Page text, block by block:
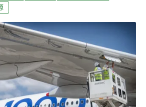
球能源回顧（Global Energy
平均值的兩倍，主因是電力。去年全
幅達4.3%。根據IEA，全球高溫創
加、交通電氣化、資料中心和人工智
氣候的影響最為顯著，中國和印度去
電量暴增。